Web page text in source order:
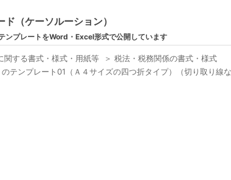
（ケーソルーション）
ンプレートをWord・Excel形式で公開しています
する書式・様式・用紙等 ＞税法・税務関係の書式・様式
テンプレート01（Ａ４サイズの四つ折タイプ）（切り取り線